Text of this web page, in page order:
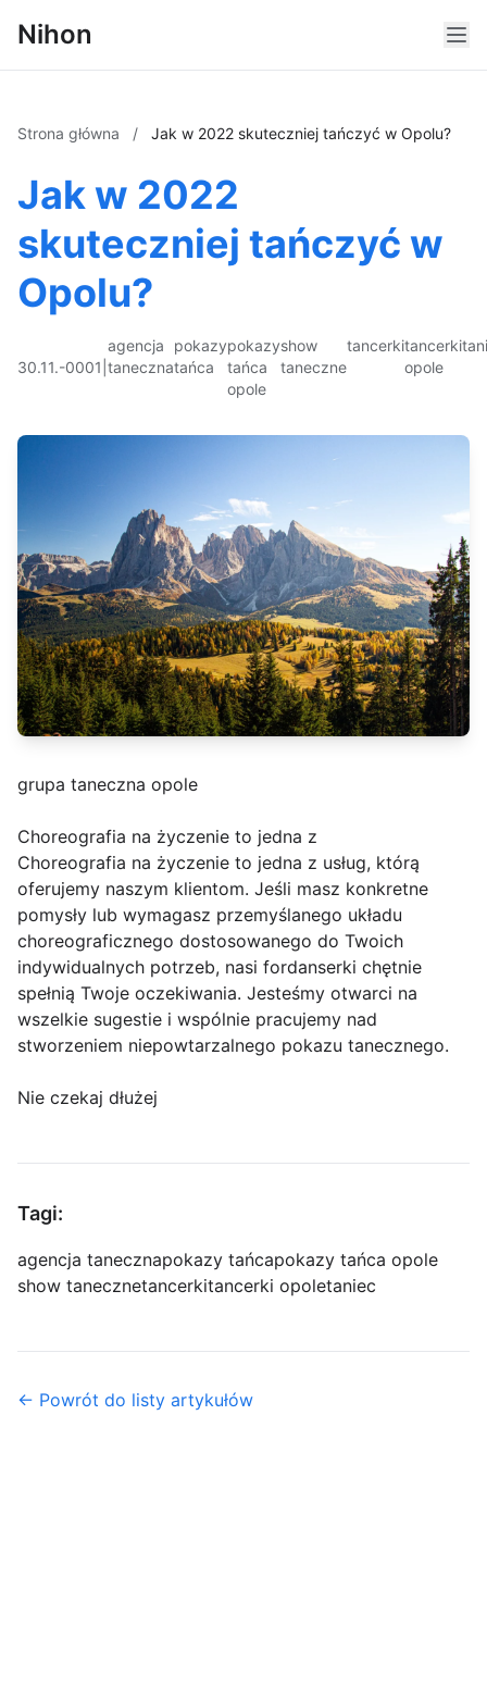
Nihon
Strona główna / Jak w 2022 skuteczniej tańczyć w Opolu?
Jak w 2022
skuteczniej tańczyć w
Opolu?
30.11.-0001
agencja
taneczna
pokazy
tańca
pokazy
tańca
opole
show
taneczne
tancerkitancerki
opole
grupa taneczna opole
Choreografia na życzenie to jedna z
Choreografia na życzenie to jedna z usług, którą
oferujemy naszym klientom. Jeśli masz konkretne
pomysły lub wymagasz przemyślanego układu
choreograficznego dostosowanego do Twoich
indywidualnych potrzeb, nasi fordanserki chętnie
spełnią Twoje oczekiwania. Jesteśmy otwarci na
wszelkie sugestie i wspólnie pracujemy nad
stworzeniem niepowtarzalnego pokazu tanecznego.
Nie czekaj dłużej
Tagi:
agencja tanecznapokazy tańcapokazy tańca opole
show tanecznetancerkitancerki opoletaniec
← Powrót do listy artykułów